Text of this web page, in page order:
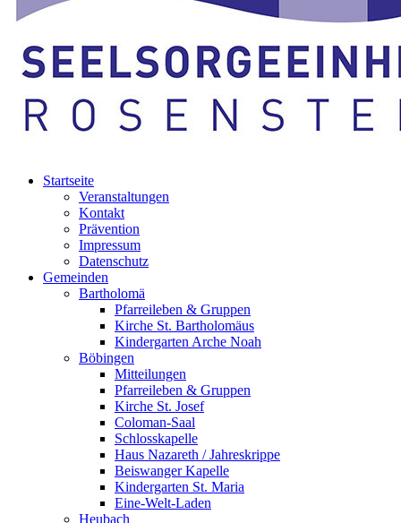
Startseite
Veranstaltungen
Kontakt
Prävention
Impressum
Datenschutz
Gemeinden
Bartholomä
Pfarreileben & Gruppen
Kirche St. Bartholomäus
Kindergarten Arche Noah
Böbingen
Mitteilungen
Pfarreileben & Gruppen
Kirche St. Josef
Coloman-Saal
Schlosskapelle
Haus Nazareth / Jahreskrippe
Beiswanger Kapelle
Kindergarten St. Maria
Eine-Welt-Laden
Heubach